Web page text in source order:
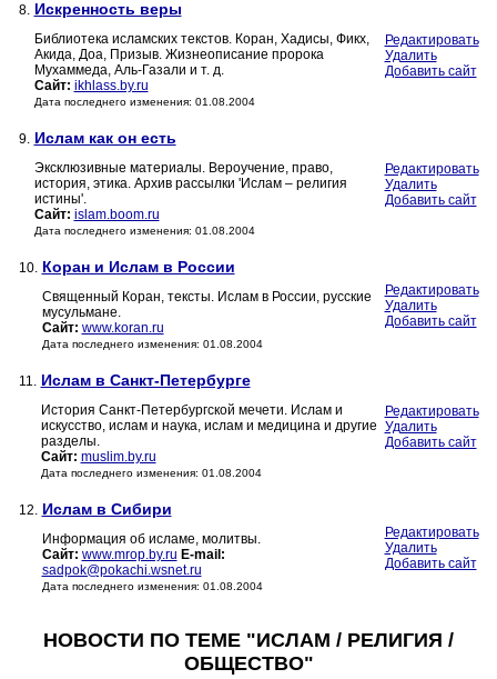
8. Искренность веры
Библиотека исламских текстов. Коран, Хадисы, Фикх,
Акида, Доа, Призыв. Жизнеописание пророка
Мухаммеда, Аль-Газали и т. д.
Сайт: ikhlass.by.ru
Дата последнего изменения: 01.08.2004
Редактировать
Удалить
Добавить сайт
9. Ислам как он есть
Эксклюзивные материалы. Вероучение, право,
история, этика. Архив рассылки 'Ислам – религия
истины'.
Сайт: islam.boom.ru
Дата последнего изменения: 01.08.2004
Редактировать
Удалить
Добавить сайт
10. Коран и Ислам в России
Священный Коран, тексты. Ислам в России, русские
мусульмане.
Сайт: www.koran.ru
Дата последнего изменения: 01.08.2004
Редактировать
Удалить
Добавить сайт
11. Ислам в Санкт-Петербурге
История Санкт-Петербургской мечети. Ислам и
искусство, ислам и наука, ислам и медицина и другие
разделы.
Сайт: muslim.by.ru
Дата последнего изменения: 01.08.2004
Редактировать
Удалить
Добавить сайт
12. Ислам в Сибири
Информация об исламе, молитвы.
Сайт: www.mrop.by.ru E-mail:
sadpok@pokachi.wsnet.ru
Дата последнего изменения: 01.08.2004
Редактировать
Удалить
Добавить сайт
НОВОСТИ ПО ТЕМЕ "ИСЛАМ / РЕЛИГИЯ /
ОБЩЕСТВО"